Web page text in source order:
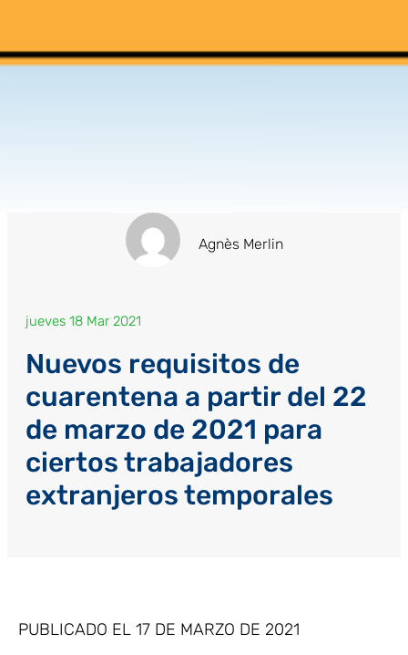
Agnès Merlin
jueves 18 Mar 2021
Nuevos requisitos de
cuarentena a partir del 22
de marzo de 2021 para
ciertos trabajadores
extranjeros temporales
PUBLICADO EL 17 DE MARZO DE 2021